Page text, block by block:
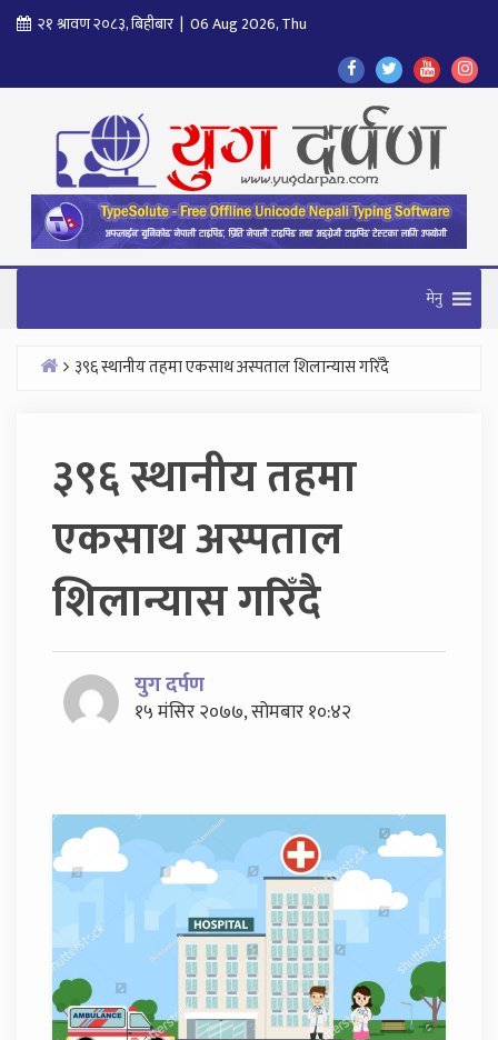
Skip २१ श्रावण २०८३, बिहीबार | 06 Aug 2026, Thu
Find
Us
On
Facebook
Find
Us
On
Twitter
Find
Us
On
Youtube
Us
मेनु
३९६ स्थानीय तहमा एकसाथ अस्पताल शिलान्यास गरिँदै
३९६ स्थानीय तहमा
एकसाथ अस्पताल
शिलान्यास गरिँदै
युग दर्पण
१५ मंसिर २०७७, सोमबार १०:४२